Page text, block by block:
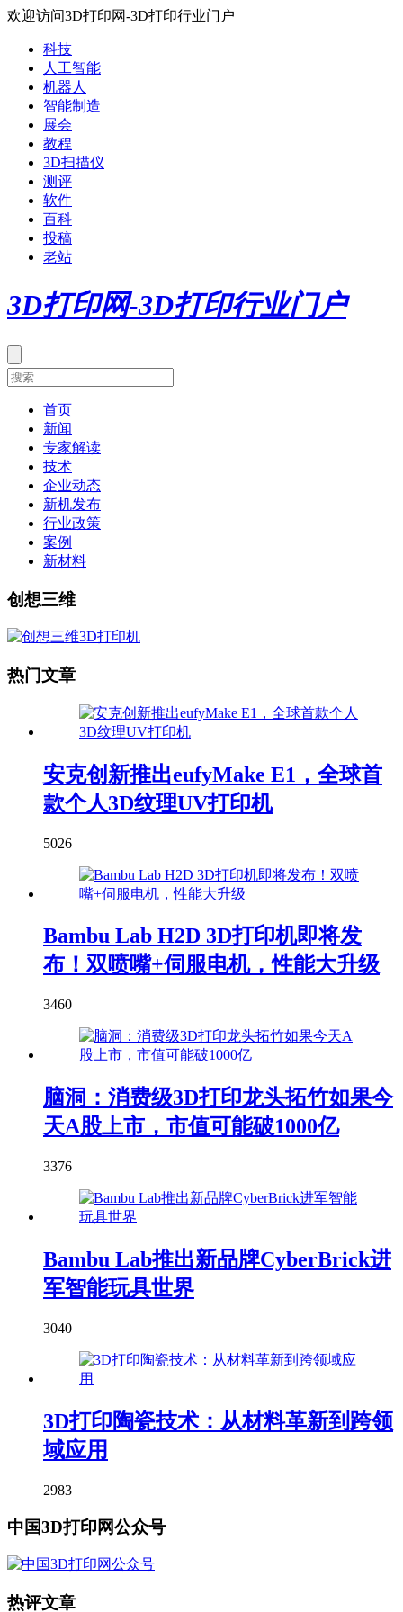
欢迎访问3D打印网-3D打印行业门户
科技
人工智能
机器人
智能制造
展会
教程
3D扫描仪
测评
软件
百科
投稿
老站
3D打印网-3D打印行业门户
首页
新闻
专家解读
技术
企业动态
新机发布
行业政策
案例
新材料
创想三维
热门文章
安克创新推出eufyMake E1，全球首
款个人3D纹理UV打印机
5026
Bambu Lab H2D 3D打印机即将发
布！双喷嘴+伺服电机，性能大升级
3460
脑洞：消费级3D打印龙头拓竹如果今
天A股上市，市值可能破1000亿
3376
Bambu Lab推出新品牌CyberBrick进
军智能玩具世界
3040
3D打印陶瓷技术：从材料革新到跨领
域应用
2983
中国3D打印网公众号
热评文章